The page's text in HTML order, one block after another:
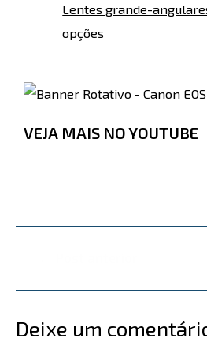
Lentes grande-
opções
VEJA MAIS NO YOUTUBE
Deixe um